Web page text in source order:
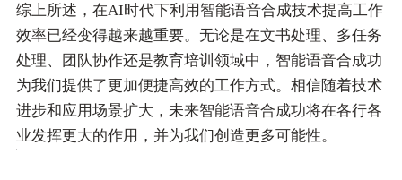
综上所述，在AI时代下利用智能语音合成技术提高工作
效率已经变得越来越重要。无论是在文书处理、多任务
处理、团队协作还是教育培训领域中，智能语音合成功
为我们提供了更加便捷高效的工作方式。相信随着技术
进步和应用场景扩大，未来智能语音合成功将在各行各
业发挥更大的作用，并为我们创造更多可能性。